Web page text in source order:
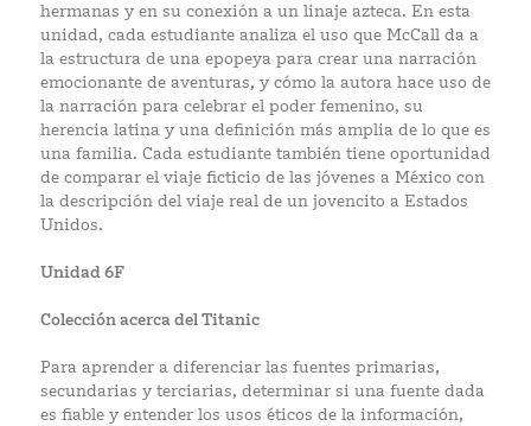
hermanas y en su conexión a un linaje azteca. En esta
unidad, cada estudiante analiza el uso que McCall da a
la estructura de una epopeya para crear una narración
emocionante de aventuras, y cómo la autora hace uso de
la narración para celebrar el poder femenino, su
herencia latina y una definición más amplia de lo que es
una familia. Cada estudiante también tiene oportunidad
de comparar el viaje ficticio de las jóvenes a México con
la descripción del viaje real de un jovencito a Estados
Unidos.
Unidad 6F
Colección acerca del Titanic
Para aprender a diferenciar las fuentes primarias,
secundarias y terciarias, determinar si una fuente dada
es fiable y entender los usos éticos de la información,